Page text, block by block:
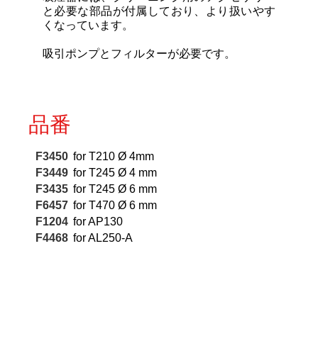
と必要な部品が付属しており、より扱いやす
くなっています。
吸引ポンプとフィルターが必要です。
品番
F3450 for T210 Ø 4mm
F3449 for T245 Ø 4 mm
F3435 for T245 Ø 6 mm
F6457 for T470 Ø 6 mm
F1204 for AP130
F4468 for AL250-A